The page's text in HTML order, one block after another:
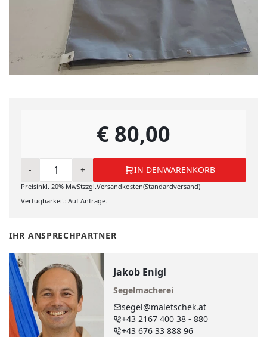
€ 80,00
- + IN DENWARENKORB
IN DEN WARENKORB
Preisinkl. 20% MwStzzgl.Versandkosten(Standardversand)
Verfügbarkeit: Auf Anfrage.
IHR ANSPRECHPARTNER
Jakob Enigl
Segelmacherei
segel@maletschek.at
+43 2167 400 38 - 880
+43 676 33 888 96